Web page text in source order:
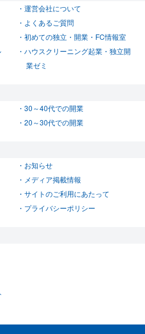
運営会社について
よくあるご質問
初めての独立・開業・FC情報室
ハウスクリーニング起業・独立開
業ゼミ
30～40代での開業
20～30代での開業
お知らせ
メディア掲載情報
サイトのご利用にあたって
プライバシーポリシー